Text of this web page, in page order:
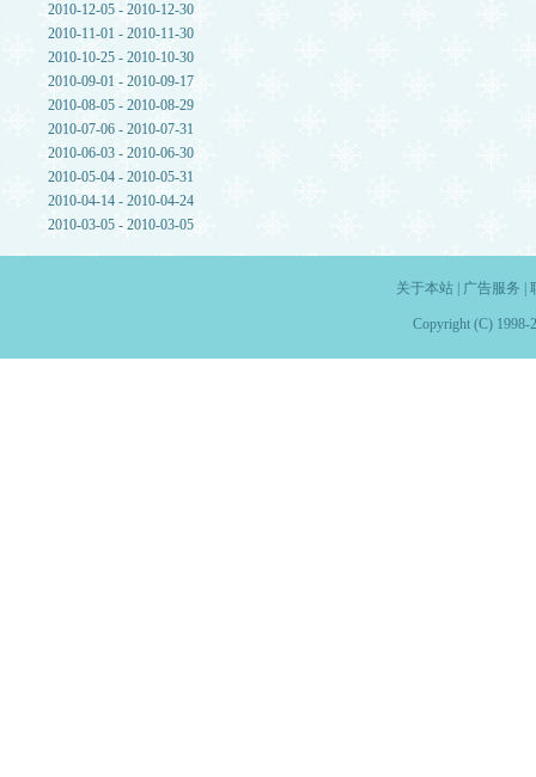
2010-12-05 - 2010-12-30
2010-11-01 - 2010-11-30
2010-10-25 - 2010-10-30
2010-09-01 - 2010-09-17
2010-08-05 - 2010-08-29
2010-07-06 - 2010-07-31
2010-06-03 - 2010-06-30
2010-05-04 - 2010-05-31
2010-04-14 - 2010-04-24
2010-03-05 - 2010-03-05
关于本站| 广告服务
Copyright (C) 1998-